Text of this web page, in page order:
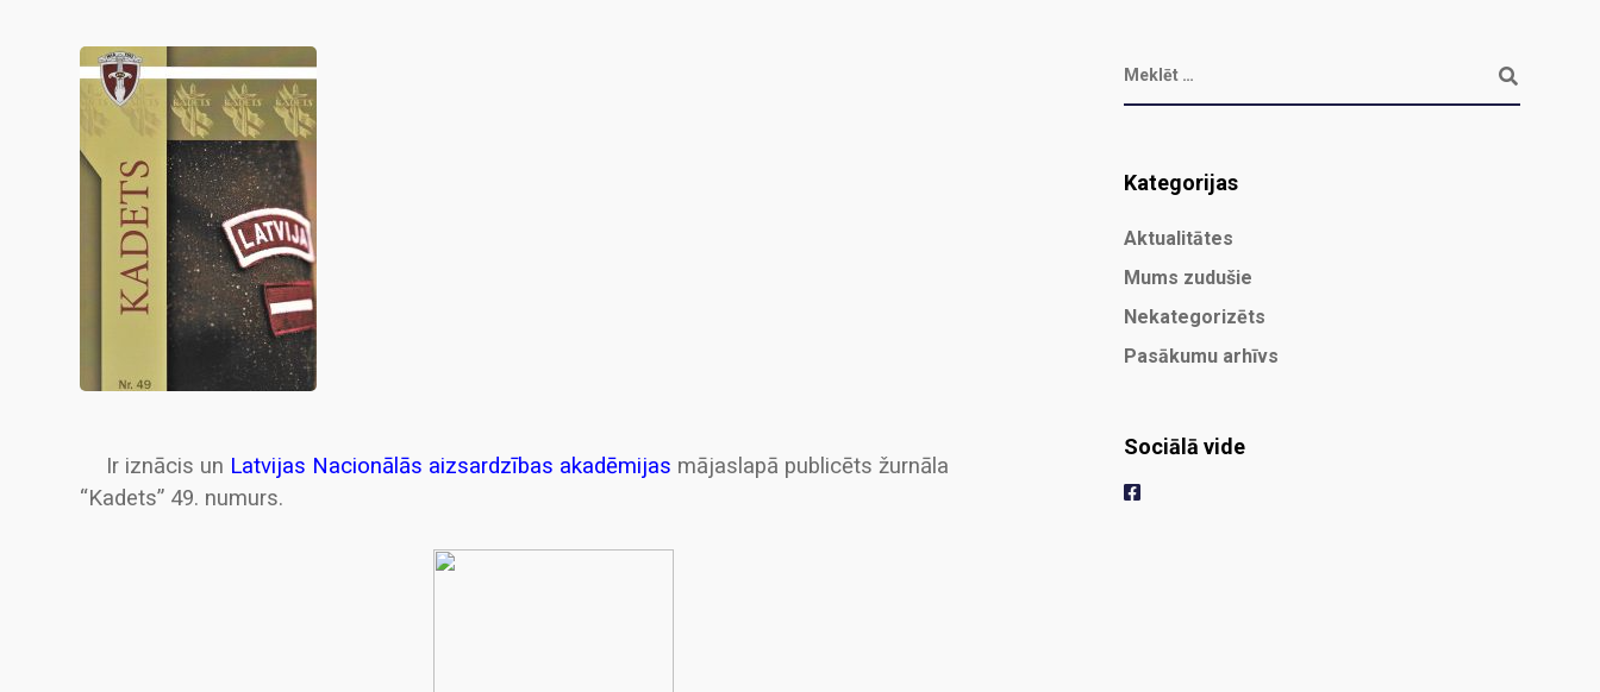
Ir iznācis un Latvijas Nacionālās aizsardzības akadēmijas mājaslapā publicēts žurnāla
“Kadets” 49. numurs.
Kategorijas
Aktualitātes
Mums zudušie
Nekategorizēts
Pasākumu arhīvs
Sociālā vide